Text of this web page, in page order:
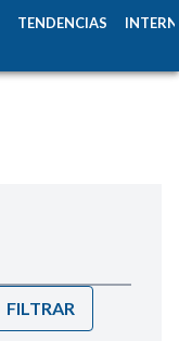
TENDENCIAS
FILTRAR